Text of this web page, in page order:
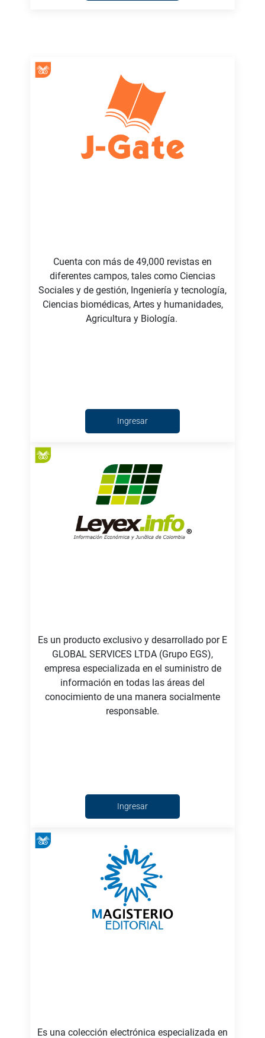
Cuenta con más de 49,000 revistas en
diferentes campos, tales como Ciencias
Sociales y de gestión, Ingeniería y tecnología,
Ciencias biomédicas, Artes y humanidades,
Agricultura y Biología.
Ingresar
Es un producto exclusivo y desarrollado por E
GLOBAL SERVICES LTDA (Grupo EGS),
empresa especializada en el suministro de
información en todas las áreas del
conocimiento de una manera socialmente
responsable.
Ingresar
Es una colección electrónica especializada en